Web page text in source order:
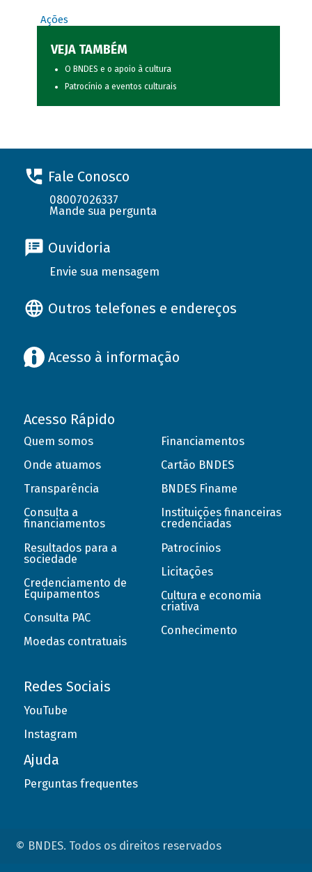
Ações
VEJA TAMBÉM
O BNDES e o apoio à cultura
Patrocínio a eventos culturais
Fale Conosco
08007026337
Mande sua pergunta
Ouvidoria
Envie sua mensagem
Outros telefones e endereços
Acesso à informação
Acesso Rápido
Quem somos
Onde atuamos
Transparência
Consulta a
financiamentos
Resultados para a
sociedade
Credenciamento de
Equipamentos
Consulta PAC
Moedas contratuais
Financiamentos
Cartão BNDES
BNDES Finame
Instituições financeiras
credenciadas
Patrocínios
Licitações
Cultura e economia
criativa
Conhecimento
Redes Sociais
YouTube
Instagram
Ajuda
Perguntas frequentes
© BNDES. Todos os direitos reservados